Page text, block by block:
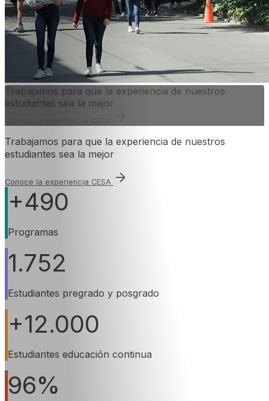
Trabajamos para que la experiencia de nuestros
estudiantes sea la mejor
Trabajamos para que la experiencia de nuestros
estudiantes sea la mejor
Conoce la experiencia CESA arrow_forward
+490
Programas
1.752
Estudiantes pregrado y posgrado
+12.000
Estudiantes educación continua
96%